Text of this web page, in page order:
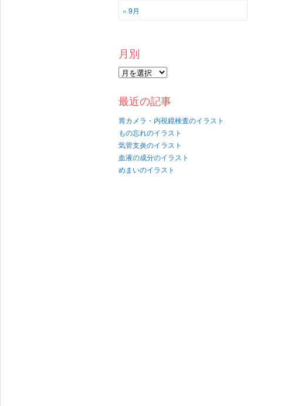
« 9月
月別
最近の記事
胃カメラ・内視鏡検査のイラスト
もの忘れのイラスト
気管支炎のイラスト
血液の成分のイラスト
めまいのイラスト